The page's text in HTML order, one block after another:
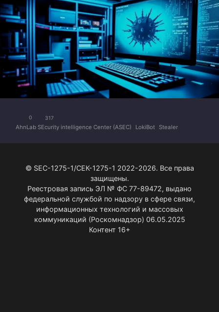
0 317
AhnLab SEcurity intelligence Center (ASEC) LokiBot Stealer
© SEC-1275-1/СЕК-1275-1 2022-2026. Все права
защищены.
Реестровая запись ЭЛ № ФС 77-89472, выдано
федеральной службой по надзору в сфере связи,
информационных технологий и массовых
коммуникаций (Роскомнадзор) 06.05.2025
Контент 16+